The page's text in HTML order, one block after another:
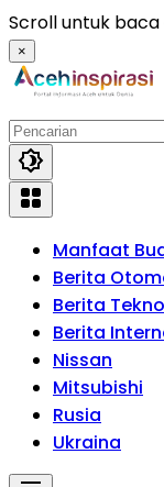
Langsung
ke
konten
Scroll untuk
×
Manfaat
Berita
Berita
Berita
Nissan
Mitsubishi
Rusia
Ukraina